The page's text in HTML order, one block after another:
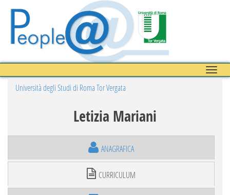
Toggle
Università degli Studi di Roma Tor Vergata
Letizia Mariani
ANAGRAFICA
CURRICULUM